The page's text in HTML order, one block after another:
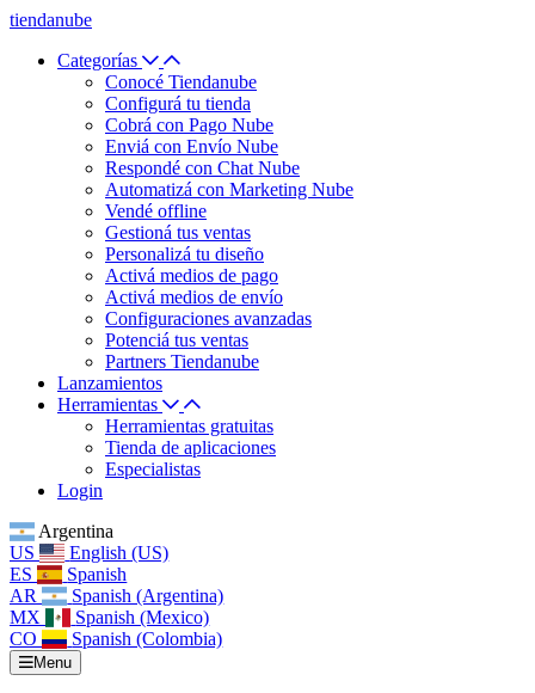
tiendanube
Categorías
Conocé Tiendanube
Configurá tu tienda
Cobrá con Pago Nube
Enviá con Envío Nube
Respondé con Chat Nube
Automatizá con Marketing Nube
Vendé offline
Gestioná tus ventas
Personalizá tu diseño
Activá medios de pago
Activá medios de envío
Configuraciones avanzadas
Potenciá tus ventas
Partners Tiendanube
Lanzamientos
Herramientas
Herramientas gratuitas
Tienda de aplicaciones
Especialistas
Login
Argentina
US
English (US)
ES
Spanish
AR
Spanish (Argentina)
MX
Spanish (Mexico)
CO
Spanish (Colombia)
Menu